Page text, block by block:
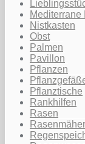
Nistkasten
Obst
Palmen
Pavillon
Pflanzen
Pflanztische
Rankhilfen
Rasen
Rasenmäher